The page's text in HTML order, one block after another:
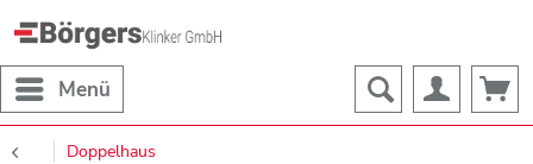
Menü
Doppelhaus